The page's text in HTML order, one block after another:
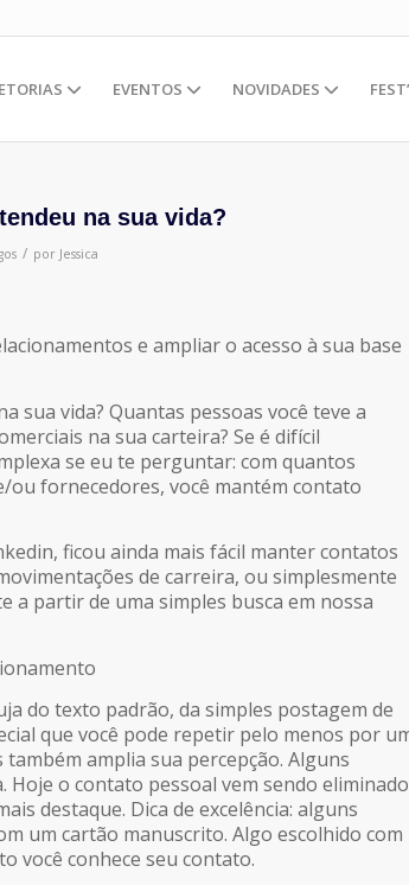
EVENTOS NOVIDADES
na sua vida?
/ por Jessica
e ampliar o acesso à sua base
sua vida? Quantas pessoas você teve a
na sua carteira? Se é difícil
se eu te perguntar: com quantos
fornecedores, você mantém contato
ficou ainda mais fácil manter contatos
de carreira, ou simplesmente
a partir de uma simples busca em nossa
do texto padrão, da simples postagem de
que você pode repetir pelo menos por
amplia sua percepção. Alguns
o contato pessoal vem sendo
destaque. Dica de excelência: alguns
um cartão manuscrito. Algo escolhido com
você conhece seu contato.